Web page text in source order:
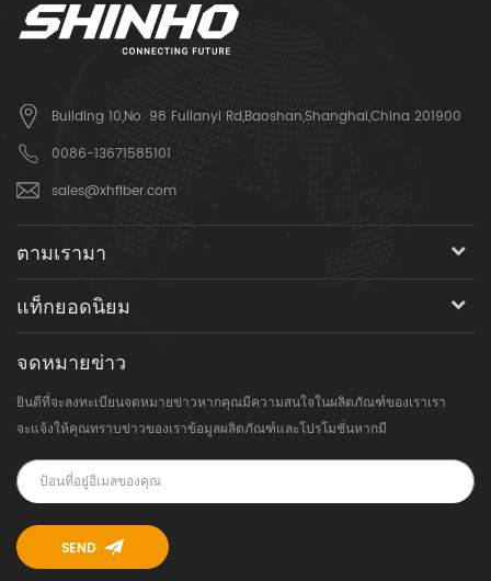
Building 10,No. 98 Fulianyi Rd,Baoshan,Shanghai,China 201900
0086-13671585101
sales@xhfiber.com
ตามเรามา
แท็กยอดนิยม
จดหมายข่าว
ยินดีที่จะลงทะเบียนจดหมายข่าวหากคุณมีความสนใจในผลิตภัณฑ์ของเราเรา
จะแจ้งให้คุณทราบข่าวของเราข้อมูลผลิตภัณฑ์และโปรโมชั่นหากมี